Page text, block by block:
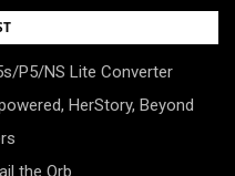
P5/NS Lite Converter
HerStory, Beyond
the Orb